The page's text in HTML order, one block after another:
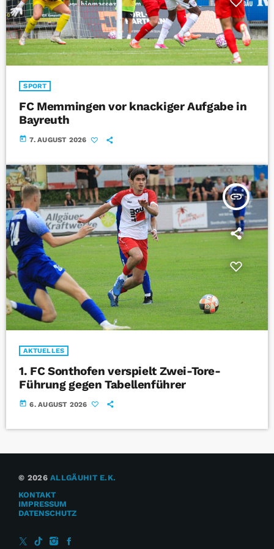
SPORT
FC Memmingen vor knackiger Aufgabe in
Bayreuth
today 7. AUGUST 2026
insert_link
AKTUELLES
1. FC Sonthofen verspielt Zwei-Tore-
Führung gegen Tabellenführer
today 6. AUGUST 2026
© 2026ALLGÄUHIT E.K.
KONTAKT
IMPRESSUM
DATENSCHUTZ